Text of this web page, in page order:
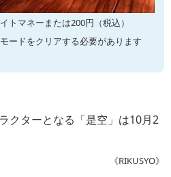
トマネーまたは200円（税込）
ードをクリアする必要があります
クターとなる「是空」は10月2
《RIKUSYO》